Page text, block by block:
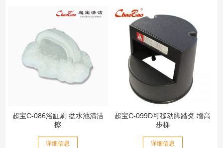
超宝C-086浴缸刷 盆水池清洁
擦
详细信息
超宝C-099D可移动脚踏凳 增高
步梯
详细信息